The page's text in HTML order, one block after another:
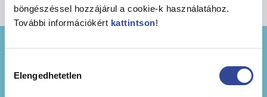
böngészéssel hozzájárul a cookie-k használatához.
További információkért kattintson!
kiválasztása
Elengedhetetlen